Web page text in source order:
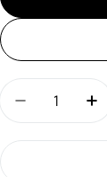
Намали